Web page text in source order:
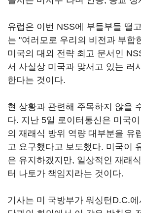
유럽은 이번 NSS에 부들부들 떨
는 "여러모로 우리의 비전과 부합
미국의 대외 전략 최고 문서인
서 사실상 미국과 맞서고 있는 러
한다는 것이다.
현 상황과 관련해 주목하지 않을
다. 지난 5일 로이터통신은 미국
의 재래식 방위 역량 대부분을 유
고 요구했다고 보도했다. 미국이
은 유지하겠지만, 일상적인 재래
터 나토가 책임지라는 것이다.
기사는 미 국방부가 워싱턴D.C.